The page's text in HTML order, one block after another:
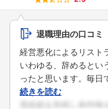
こちらの企
退職理由の口コミ
経営悪化によるリスト
いわゆる、辞めるとい
ったと思います。毎日
続きを読む